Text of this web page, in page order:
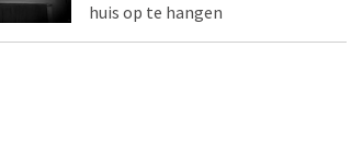
huis op te hangen